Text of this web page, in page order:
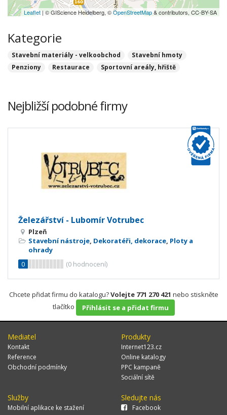
Leaflet | © GIScience Heidelberg, ©OpenStreetMap& contributors, CC-BY-SA
Kategorie
Stavební materiály - velkoobchod
Stavební hmoty
Penziony
Restaurace Sportovní areály, hřiště
Nejbližší podobné firmy
Železářství - Lubomír Votrubec
Plzeň
Stavební nástroje, Dekoratéři, dekorace, Ploty a
ohrady
0
(0 hodnocení)
Chcete přidat firmu do katalogu?Volejte 771 270 421 nebo stiskněte
tlačítko
Přihlásit se a přidat firmu
Mediatel
Kontakt
Reference
Obchodní podmínky
Produkty
Internet123.cz
Online katalogy
PPC kampaně
Sociální sítě
Služby
Mobilní aplikace ke stažení
Sledujte nás
Facebook